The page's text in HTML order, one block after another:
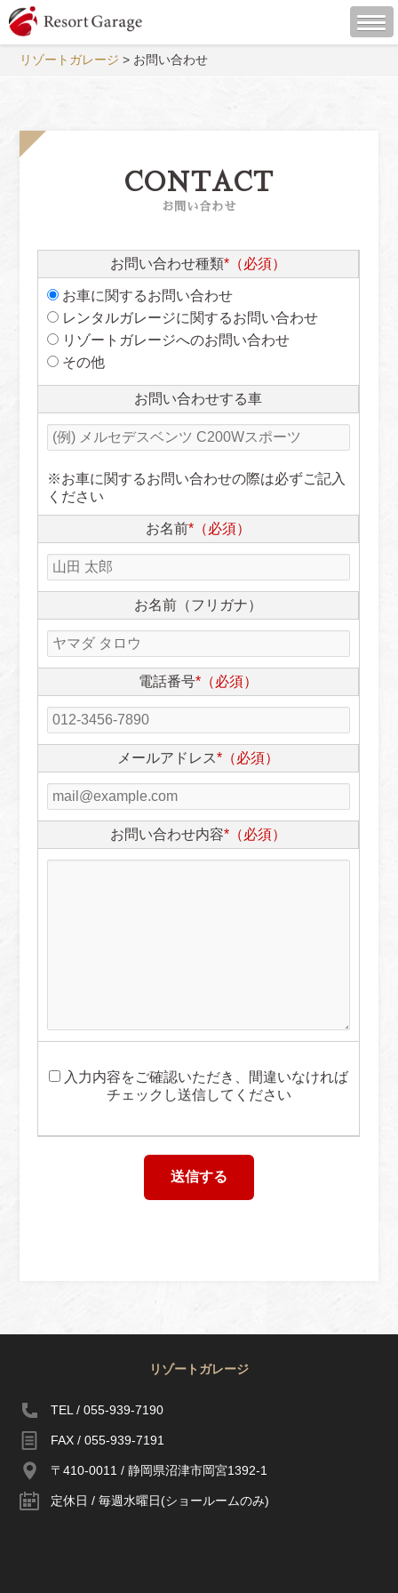
リゾートガレージ > お問い合わせ
CONTACT
お問い合わせ
お問い合わせ種類*（必須）
お車に関するお問い合わせ
レンタルガレージに関するお問い合わせ
リゾートガレージへのお問い合わせ
その他
お問い合わせする車
※お車に関するお問い合わせの際は必ずご記入
ください
お名前*（必須）
お名前（フリガナ）
電話番号*（必須）
メールアドレス*（必須）
お問い合わせ内容*（必須）
入力内容をご確認いただき、間違いなければ
チェックし送信してください
リゾートガレージ
TEL / 055-939-7190
FAX / 055-939-7191
〒410-0011 / 静岡県沼津市岡宮1392-1
定休日 / 毎週水曜日(ショールームのみ)